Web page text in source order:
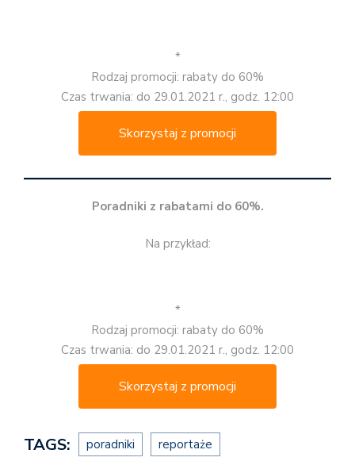
*
Rodzaj promocji: rabaty do 60%
Czas trwania: do 29.01.2021 r., godz. 12:00
Skorzystaj z promocji
Poradniki z rabatami do 60%.
Na przykład:
*
Rodzaj promocji: rabaty do 60%
Czas trwania: do 29.01.2021 r., godz. 12:00
Skorzystaj z promocji
TAGS: poradniki reportaże